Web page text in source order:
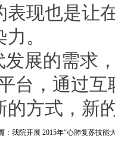
表现也是让
。
展的需求
台，通过
的方式，新
： 我院开展 2015年“心肺复苏技能